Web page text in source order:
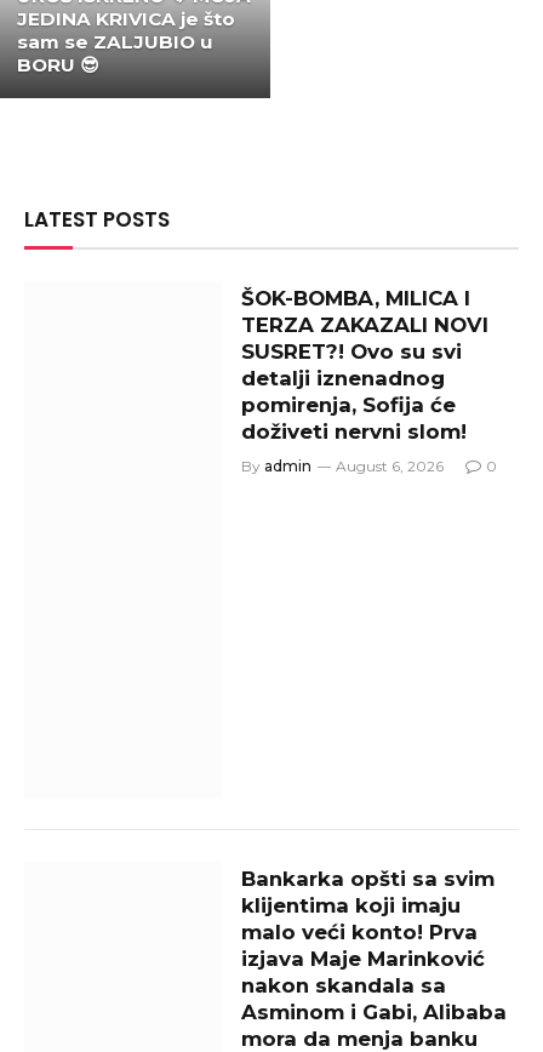
JEDINA KRIVICA je što
sam se ZALJUBIO u
BORU 😎
LATEST POSTS
ŠOK-BOMBA, MILICA I
TERZA ZAKAZALI NOVI
SUSRET?! Ovo su svi
detalji iznenadnog
pomirenja, Sofija će
doživeti nervni slom!
By admin August 6, 2026 0
Bankarka opšti sa svim
klijentima koji imaju
malo veći konto! Prva
izjava Maje Marinković
nakon skandala sa
Asminom i Gabi, Alibaba
mora da menja banku